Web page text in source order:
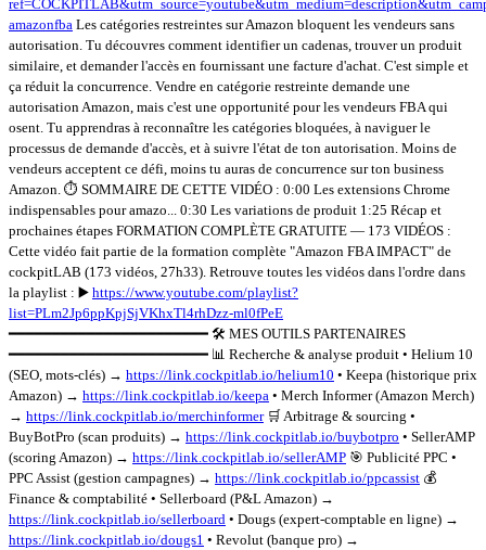
amazonfba Les catégories restreintes sur Amazon bloquent les vendeurs sans
autorisation. Tu découvres comment identifier un cadenas, trouver un produit
similaire, et demander l'accès en fournissant une facture d'achat. C'est simple et
ça réduit la concurrence. Vendre en catégorie restreinte demande une
autorisation Amazon, mais c'est une opportunité pour les vendeurs FBA qui
osent. Tu apprendras à reconnaître les catégories bloquées, à naviguer le
processus de demande d'accès, et à suivre l'état de ton autorisation. Moins de
vendeurs acceptent ce défi, moins tu auras de concurrence sur ton business
Amazon. ⏱️ SOMMAIRE DE CETTE VIDÉO : 0:00 Les extensions Chrome
indispensables pour amazo... 0:30 Les variations de produit 1:25 Récap et
prochaines étapes FORMATION COMPLÈTE GRATUITE — 173 VIDÉOS :
Cette vidéo fait partie de la formation complète "Amazon FBA IMPACT" de
cockpitLAB (173 vidéos, 27h33). Retrouve toutes les vidéos dans l'ordre dans
la playlist : ▶️ https://www.youtube.com/playlist?
list=PLm2Jp6ppKpjSjVKhxTl4rhDzz-ml0fPeE
━━━━━━━━━━━━━━━━━━━━━━━ 🛠️ MES OUTILS PARTENAIRES
━━━━━━━━━━━━━━━━━━━━━━━ 📊 Recherche & analyse produit • Helium 10
(SEO, mots-clés) → https://link.cockpitlab.io/helium10 • Keepa (historique prix
Amazon) → https://link.cockpitlab.io/keepa • Merch Informer (Amazon Merch)
→ https://link.cockpitlab.io/merchinformer🛒 Arbitrage & sourcing •
BuyBotPro (scan produits) → https://link.cockpitlab.io/buybotpro • SellerAMP
(scoring Amazon) → https://link.cockpitlab.io/sellerAMP 🎯 Publicité PPC •
PPC Assist (gestion campagnes) → https://link.cockpitlab.io/ppcassist 💰
Finance & comptabilité • Sellerboard (P&L Amazon) →
https://link.cockpitlab.io/sellerboard • Dougs (expert-comptable en ligne) →
https://link.cockpitlab.io/dougs1 • Revolut (banque pro) →